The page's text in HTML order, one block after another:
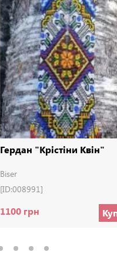
Гердан "Крістіни Квін"
Biser
[ID:008991]
1100 грн